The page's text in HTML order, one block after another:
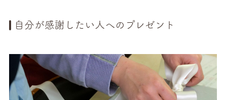
自分が感謝したい人へのプレゼント